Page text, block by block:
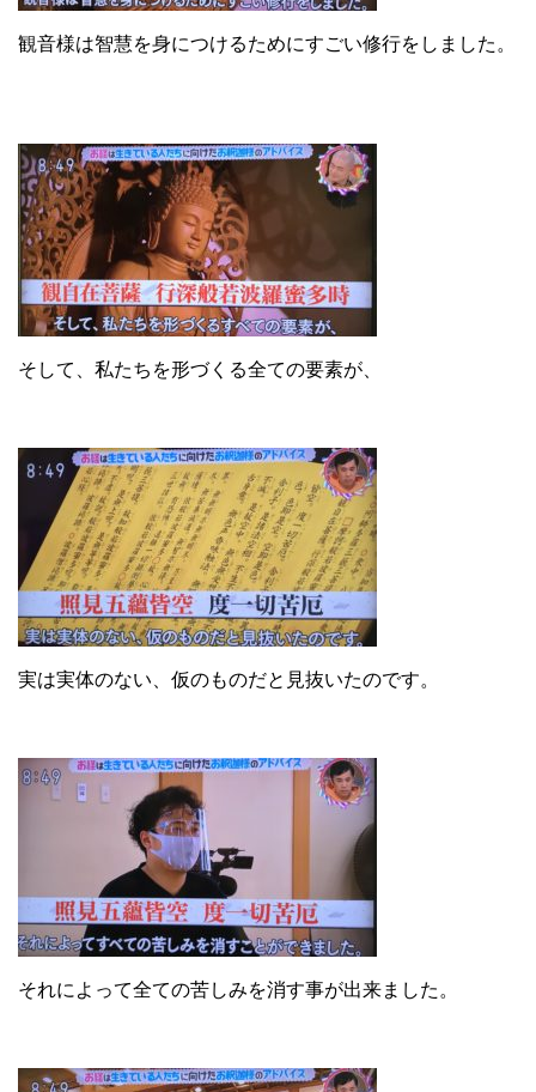
観音様は智慧を身につけるためにすごい修行をしました。
そして、私たちを形づくる全ての要素が、
実は実体のない、仮のものだと見抜いたのです。
それによって全ての苦しみを消す事が出来ました。